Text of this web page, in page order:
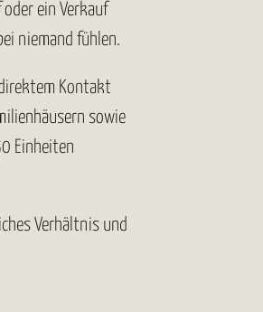
ein Verkauf
niemand fühlen.
Kontakt
sowie
Einheiten
Verhältnis und